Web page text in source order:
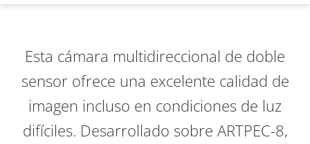
Esta cámara multidireccional de doble
sensor ofrece una excelente calidad de
imagen incluso en condiciones de luz
difíciles. Desarrollado sobre ARTPEC-8,